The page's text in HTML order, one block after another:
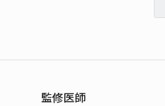
監修医師